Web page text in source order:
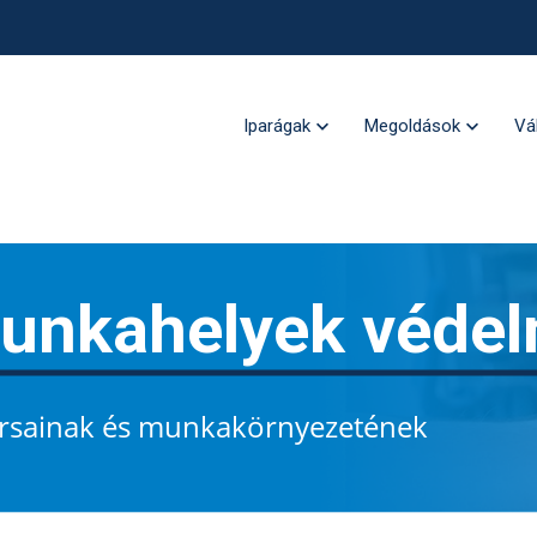
Iparágak Megoldások
és munkakörnyezetének